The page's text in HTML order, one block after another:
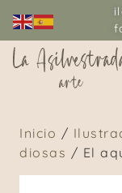
Inicio /
diosas / El